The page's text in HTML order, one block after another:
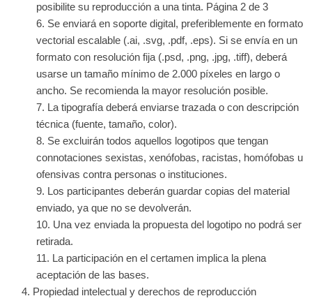
posibilite su reproducción a una tinta. Página 2 de 3
Se enviará en soporte digital, preferiblemente en formato
vectorial escalable (.ai, .svg, .pdf, .eps). Si se envía en un
formato con resolución fija (.psd, .png, .jpg, .tiff), deberá
usarse un tamaño mínimo de 2.000 píxeles en largo o
ancho. Se recomienda la mayor resolución posible.
La tipografía deberá enviarse trazada o con descripción
técnica (fuente, tamaño, color).
Se excluirán todos aquellos logotipos que tengan
connotaciones sexistas, xenófobas, racistas, homófobas u
ofensivas contra personas o instituciones.
Los participantes deberán guardar copias del material
enviado, ya que no se devolverán.
Una vez enviada la propuesta del logotipo no podrá ser
retirada.
La participación en el certamen implica la plena
aceptación de las bases.
Propiedad intelectual y derechos de reproducción